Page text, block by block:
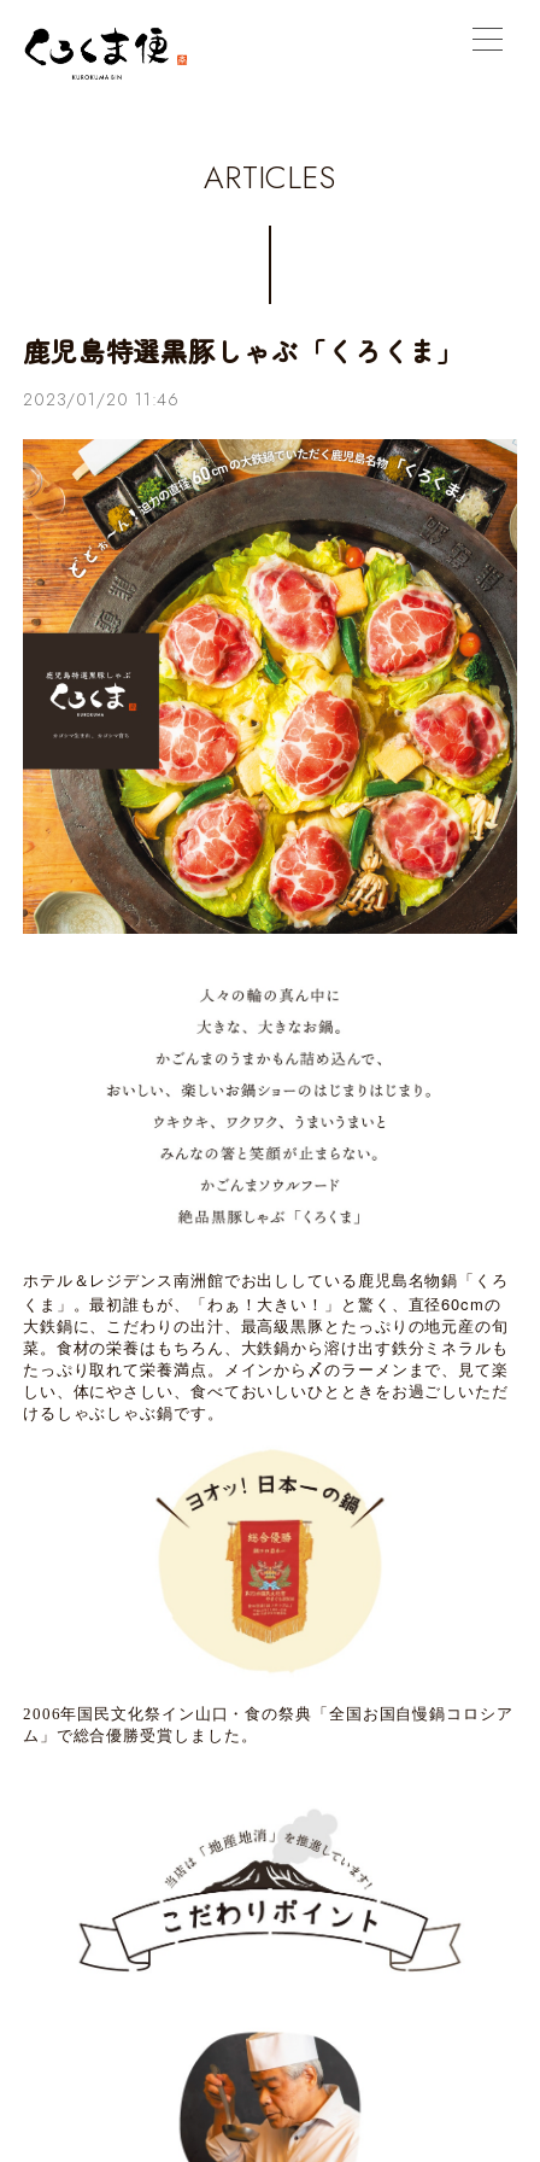
ARTICLES
鹿児島特選黒豚しゃぶ「くろくま」
2023/01/20 11:46
ホテル＆レジデンス南洲館でお出ししている鹿児島名物鍋「くろ
くま」。最初誰もが、「わぁ！大きい！」と驚く、直径60cmの
大鉄鍋に、こだわりの出汁、最高級黒豚とたっぷりの地元産の旬
菜。食材の栄養はもちろん、大鉄鍋から溶け出す鉄分ミネラルも
たっぷり取れて栄養満点。メインから〆のラーメンまで、見て楽
しい、体にやさしい、食べておいしいひとときをお過ごしいただ
けるしゃぶしゃぶ鍋です。
2006年国民文化祭イン山口・食の祭典「全国お国自慢鍋コロシア
ム」で総合優勝受賞しました。